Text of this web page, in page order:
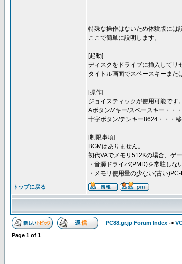
特殊な操作はないため体験版には
ここで簡単に説明します。
[起動]
ディスクをドライブに挿入してリ
タイトル画面でスペースキーまた
[操作]
ジョイスティックが使用可能です。
Aボタン/Zキー/スペースキー・・
十字ボタン/テンキー8624・・・
[制限事項]
BGMはありません。
初代VAでメモリ512Kの場合、ゲ
・音源ドライバ(PMD)を常駐しな
・メモリ使用量の少ない(古い
トップに戻る
PC88.gr.jp Forum Index ->
Page 1 of 1